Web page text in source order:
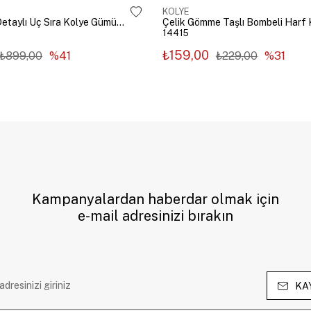
Çelik Zincir Detaylı Üç Sıra Kolye Gümüş Renk
₺899,00 %41
KOLYE
14415
₺159,00 ₺229,00 %31
Kampanyalardan haberdar olmak için
e-mail adresinizi bırakın